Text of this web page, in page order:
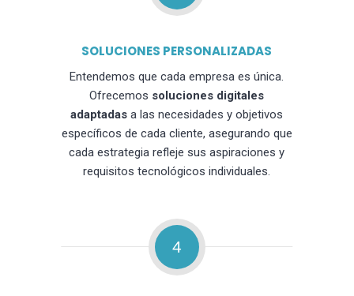
SOLUCIONES PERSONALIZADAS
Entendemos que cada empresa es única.
Ofrecemos soluciones digitales
adaptadas a las necesidades y objetivos
específicos de cada cliente, asegurando que
cada estrategia refleje sus aspiraciones y
requisitos tecnológicos individuales.
4